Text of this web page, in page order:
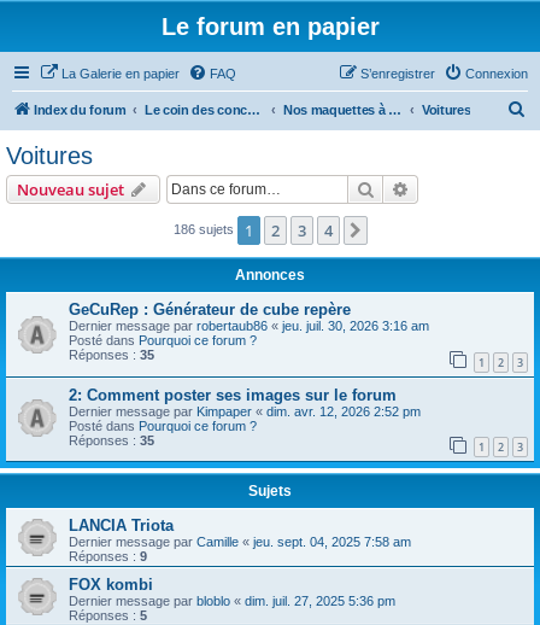
Le forum en papier
La Galerie en papier FAQ Connexion
S’enregistrer
Index du forum Le coin des concepteurs Nos maquettes à télécharger Voitures
r
Voitures
Nouveau sujet Rechercher
186 sujets 1 2 3 4
Annonces
GeCuRep : Générateur de cube repère
Dernier message par robertaub86 « jeu. juil. 30, 2026 3:16 am
Posté dans Pourquoi ce forum ?
Réponses : 35 1 2 3
2: Comment poster ses images sur le forum
Dernier message par Kimpaper « dim. avr. 12, 2026 2:52 pm
Posté dans Pourquoi ce forum ?
Réponses : 35 1 2 3
Sujets
LANCIA Triota
Dernier message par Camille « jeu. sept. 04, 2025 7:58 am
Réponses : 9
FOX kombi
Dernier message par bloblo « dim. juil. 27, 2025 5:36 pm
Réponses : 5